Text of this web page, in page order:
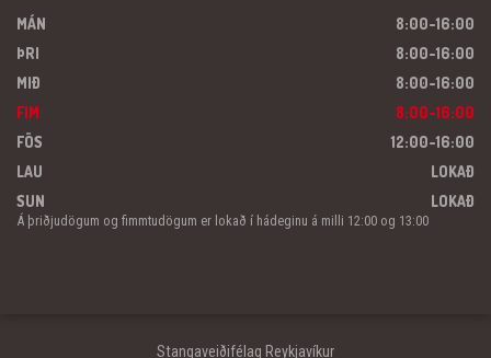
MÁN
8:00-16:00
ÞRI
8:00-16:00
MIÐ
8:00-16:00
FIM
8:00-16:00
FÖS
12:00-16:00
LAU
LOKAÐ
SUN
LOKAÐ
Á þriðjudögum og fimmtudögum er lokað í hádeginu á milli 12:00 og 13:00
Stangaveiðifélag Reykjavíkur